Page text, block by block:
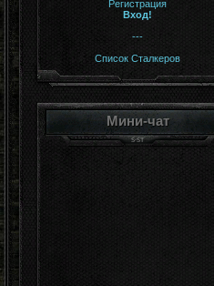
Регистрация
Вход!
---
Список Сталкеров
Мини-чат